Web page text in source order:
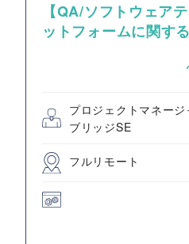
【QA/ソフトウェア
ットフォームに関す
プロジェクトマネージ
ブリッジSE
フルリモート